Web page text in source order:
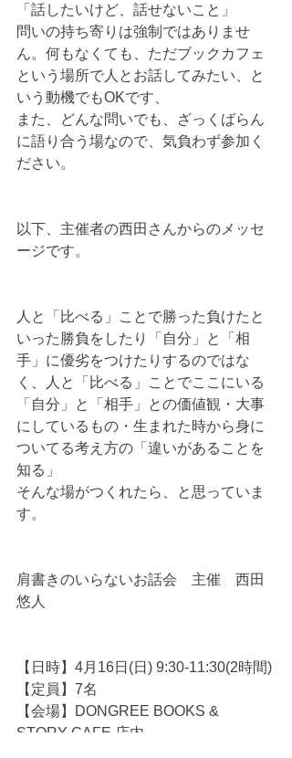
「話したいけど、話せないこと」
問いの持ち寄りは強制ではありませ
ん。何もなくても、ただブックカフェ
という場所で人とお話してみたい、と
いう動機でもOKです、
また、どんな問いでも、ざっくばらん
に語り合う場なので、気負わず参加く
ださい。
以下、主催者の西田さんからのメッセ
ージです。
人と「比べる」ことで勝った負けたと
いった勝負をしたり「自分」と「相
手」に優劣をつけたりするのではな
く、人と「比べる」ことでここにいる
「自分」と「相手」との価値観・大事
にしているもの・生まれた時から身に
ついてる考え方の「違いがあることを
知る」
そんな場がつくれたら、と思っていま
す。
肩書きのいらないお話会　主催　西田
悠人
【日時】4月16日(日) 9:30-11:30(2時間)
【定員】7名
【会場】DONGREE BOOKS &
STORY CAFE 店内